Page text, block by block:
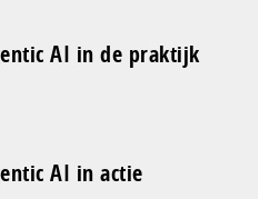
AI in de praktijk
AI in actie